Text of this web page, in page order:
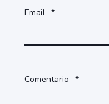
Email *
Comentario *